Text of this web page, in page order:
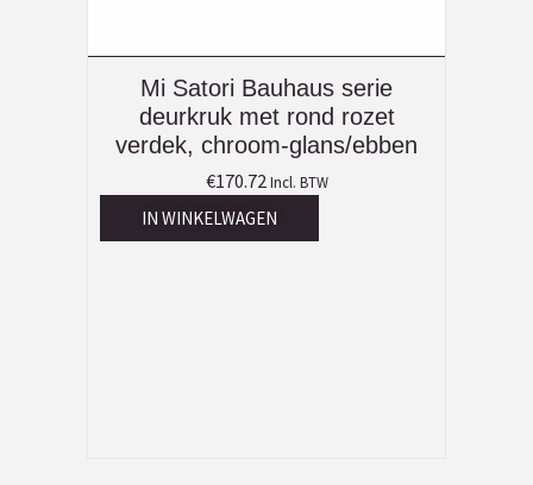
Mi Satori Bauhaus serie
deurkruk met rond rozet
verdek, chroom-glans/ebben
€170.72 Incl. BTW
IN WINKELWAGEN